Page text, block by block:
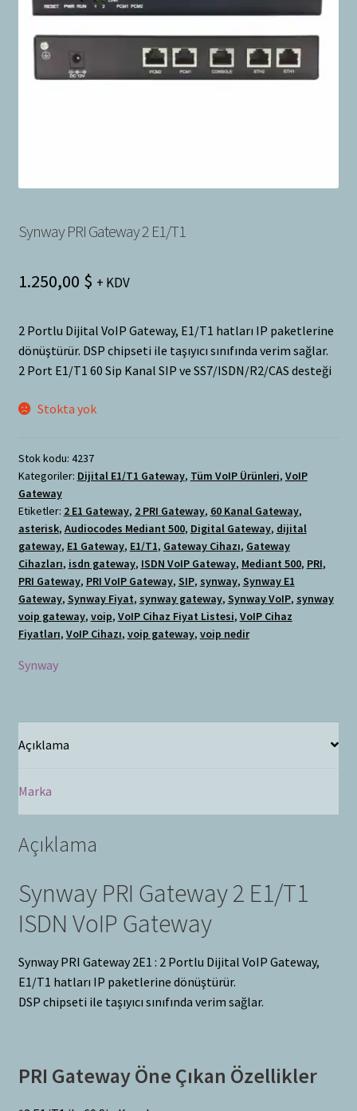
n
İletişim
Synway PRI Gateway 2 E1/T1
1.250,00 $ + KDV
2 Portlu Dijital VoIP Gateway, E1/T1 hatları IP paketlerine
dönüştürür. DSP chipseti ile taşıyıcı sınıfında verim sağlar.
2 Port E1/T1 60 Sip Kanal SIP ve SS7/ISDN/R2/CAS desteği
Stokta yok
Stok kodu: 4237
Kategoriler: Dijital E1/T1 Gateway, Tüm VoIP Ürünleri, VoIP
Gateway
Etiketler: 2 E1 Gateway, 2 PRI Gateway, 60 Kanal Gateway,
asterisk, Audiocodes Mediant 500, Digital Gateway, dijital
gateway, E1 Gateway, E1/T1, Gateway Cihazı, Gateway
Cihazları, isdn gateway, ISDN VoIP Gateway, Mediant 500, PRI,
PRI Gateway, PRI VoIP Gateway, SIP, synway, Synway E1
Gateway, Synway Fiyat, synway gateway, Synway VoIP, synway
voip gateway, voip, VoIP Cihaz Fiyat Listesi, VoIP Cihaz
Fiyatları, VoIP Cihazı, voip gateway, voip nedir
Synway
Açıklama
Marka
Açıklama
Synway PRI Gateway 2 E1/T1
ISDN VoIP Gateway
Synway PRI Gateway 2E1 : 2 Portlu Dijital VoIP Gateway,
E1/T1 hatları IP paketlerine dönüştürür.
DSP chipseti ile taşıyıcı sınıfında verim sağlar.
PRI Gateway Öne Çıkan Özellikler